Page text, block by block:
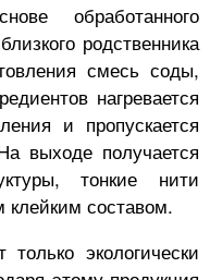
обработанного
родственника
смесь соды,
нагревается
и пропускается
выходе получается
тонкие нити
клейким составом.
экологически